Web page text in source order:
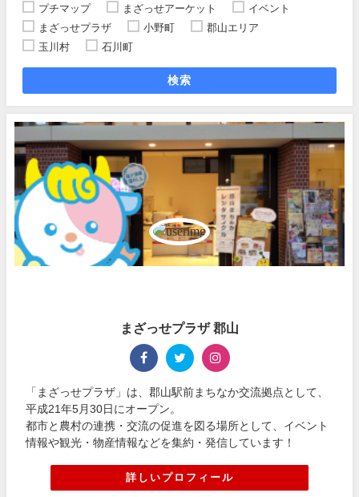
プチマップ
まざっせアーケット
イベント
まざっせプラザ
小野町
郡山エリア
玉川村
石川町
検索
まざっせプラザ 郡山
「まざっせプラザ」は、郡山駅前まちなか交流拠点として、
平成21年5月30日にオープン。
都市と農村の連携・交流の促進を図る場所として、イベント
情報や観光・物産情報などを集約・発信しています！
詳しいプロフィール